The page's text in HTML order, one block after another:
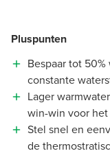
Pluspunten
Bespaar tot
constante
Lager
win-win voor
Stel snel en
de